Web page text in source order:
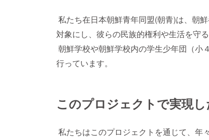
私たち在日本朝鮮青年同盟(朝青)は、朝
対象にし、彼らの民族的権利や生活を守
朝鮮学校や朝鮮学校内の学生少年団（小
行っています。
このプロジェクトで実現し
私たちはこのプロジェクトを通じて、年